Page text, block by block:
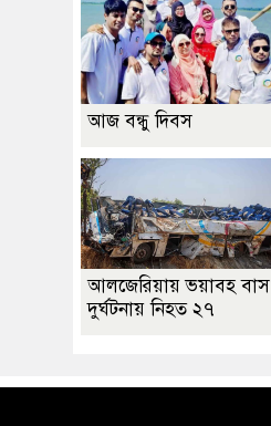
আজ বন্ধু দিবস
আলজেরিয়ায় ভয়াবহ বাস
দুর্ঘটনায় নিহত ২৭